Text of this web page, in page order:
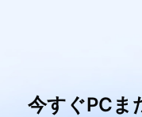
今すぐPCま